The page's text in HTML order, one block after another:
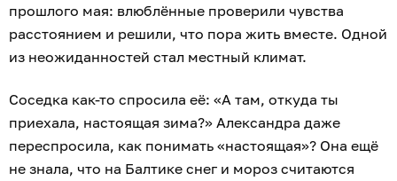
прошлого мая: влюблённые проверили чувства
расстоянием и решили, что пора жить вместе. Одной
из неожиданностей стал местный климат.
Соседка как-то спросила её: «А там, откуда ты
приехала, настоящая зима?» Александра даже
переспросила, как понимать «настоящая»? Она ещё
не знала, что на Балтике снег и мороз считаются